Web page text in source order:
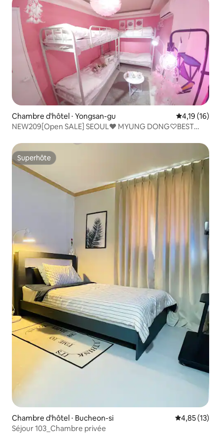
Chambre d'hôtel ⋅ Yongsan-gu Évaluation
4,19 (16)
NEW209[Open SALE] SEOUL♥ MYUNG DONG♡BEST
Superhôte
Superhôte
Chambre d'hôtel ⋅ Bucheon-si Évaluation
4,85 (13)
Séjour 103_Chambre privée